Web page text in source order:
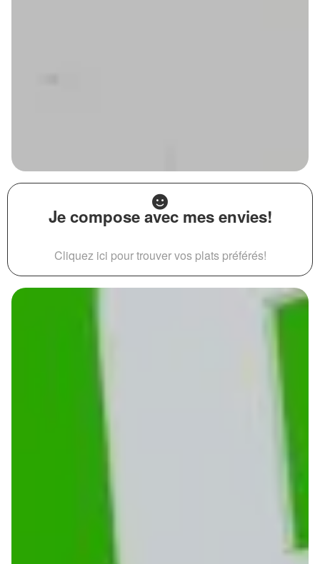
Je compose avec mes envies!
Cliquez ici pour trouver vos plats préférés!